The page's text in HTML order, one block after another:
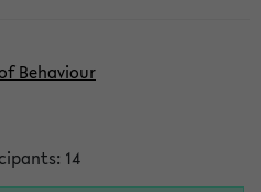
Behaviour
14